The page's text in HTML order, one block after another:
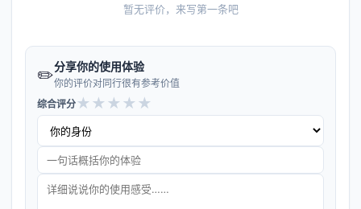
暂无评价，来写第一条吧
✏️分享你的使用体验
你的评价对同行很有参考价值
综合评分★ ★ ★ ★ ★